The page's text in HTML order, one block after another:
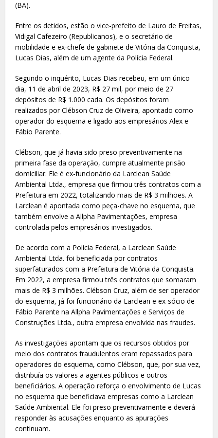
(BA).
Entre os detidos, estão o vice-prefeito de Lauro de Freitas,
Vidigal Cafezeiro (Republicanos), e o secretário de
mobilidade e ex-chefe de gabinete de Vitória da Conquista,
Lucas Dias, além de um agente da Polícia Federal.
Segundo o inquérito, Lucas Dias recebeu, em um único
dia, 11 de abril de 2023, R$ 27 mil, por meio de 27
depósitos de R$ 1.000 cada. Os depósitos foram
realizados por Clébson Cruz de Oliveira, apontado como
operador do esquema e ligado aos empresários Alex e
Fábio Parente.
Clébson, que já havia sido preso preventivamente na
primeira fase da operação, cumpre atualmente prisão
domiciliar. Ele é ex-funcionário da Larclean Saúde
Ambiental Ltda., empresa que firmou três contratos com a
Prefeitura em 2022, totalizando mais de R$ 3 milhões. A
Larclean é apontada como peça-chave no esquema, que
também envolve a Allpha Pavimentações, empresa
controlada pelos empresários investigados.
De acordo com a Polícia Federal, a Larclean Saúde
Ambiental Ltda. foi beneficiada por contratos
superfaturados com a Prefeitura de Vitória da Conquista.
Em 2022, a empresa firmou três contratos que somaram
mais de R$ 3 milhões. Clébson Cruz, além de ser operador
do esquema, já foi funcionário da Larclean e ex-sócio de
Fábio Parente na Allpha Pavimentações e Serviços de
Construções Ltda., outra empresa envolvida nas fraudes.
As investigações apontam que os recursos obtidos por
meio dos contratos fraudulentos eram repassados para
operadores do esquema, como Clébson, que, por sua vez,
distribuía os valores a agentes públicos e outros
beneficiários. A operação reforça o envolvimento de Lucas
no esquema que beneficiava empresas como a Larclean
Saúde Ambiental. Ele foi preso preventivamente e deverá
responder às acusações enquanto as apurações
continuam.